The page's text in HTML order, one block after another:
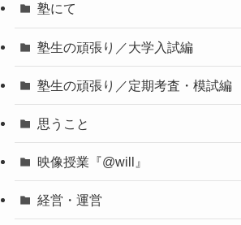
塾にて
塾生の頑張り／大学入試編
塾生の頑張り／定期考査・模試編
思うこと
映像授業『@will』
経営・運営